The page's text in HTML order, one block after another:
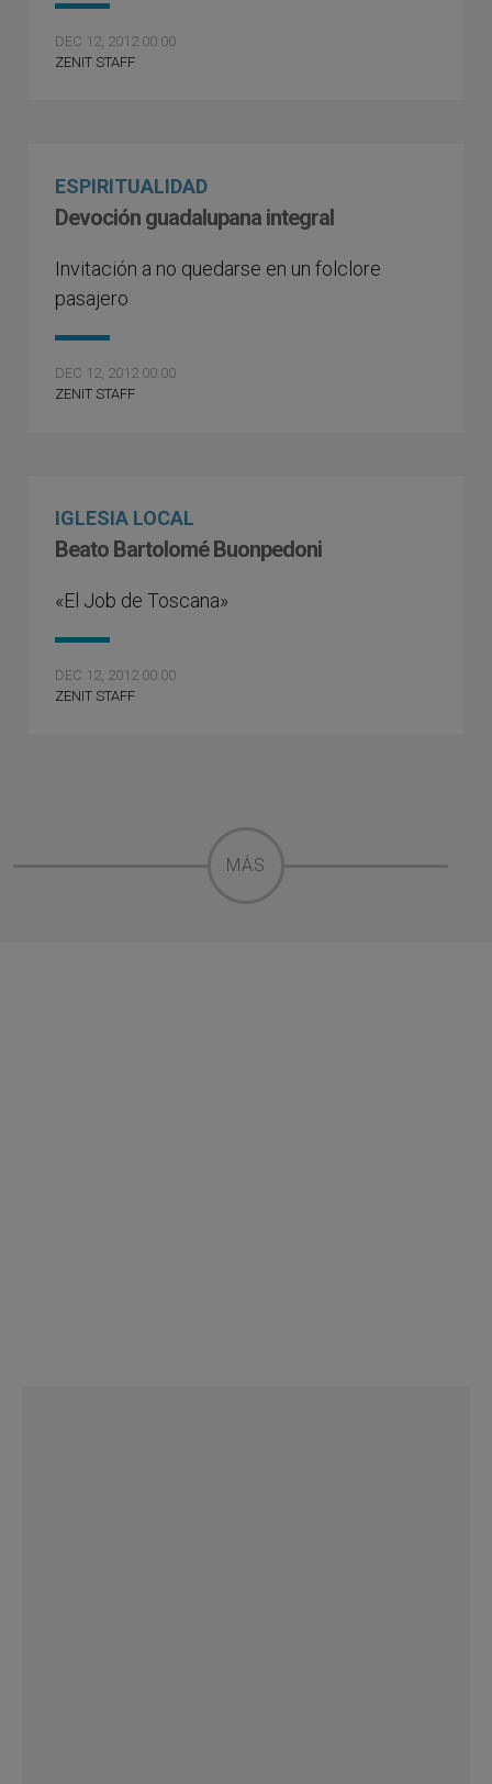
DEC 12, 2012 00:00
ZENIT STAFF
ESPIRITUALIDAD
Devoción guadalupana integral
Invitación a no quedarse en un folclore
pasajero
DEC 12, 2012 00:00
ZENIT STAFF
IGLESIA LOCAL
Beato Bartolomé Buonpedoni
«El Job de Toscana»
DEC 12, 2012 00:00
ZENIT STAFF
MÁS